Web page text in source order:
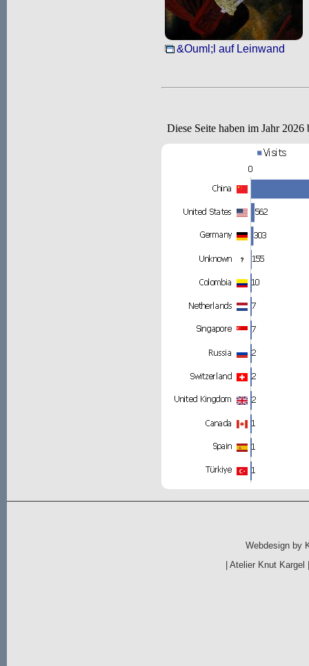
&Ouml;l auf Leinwand
Webdesign by
|Atelier Knut Kargel